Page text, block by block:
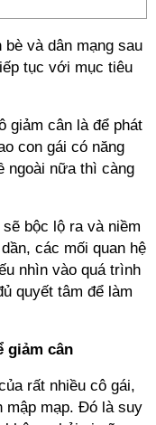
và dân mạng sau
tục với mục tiêu
giảm cân là để phát
con gái có năng
ngoài nữa thì càng
bộc lộ ra và niềm
các mối quan hệ
nhìn vào quá trình
quyết tâm để làm
giảm cân
rất nhiều cô gái,
mập mạp. Đó là suy